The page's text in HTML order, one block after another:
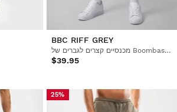
BBC RIFF GREY
מכנסיים קצרים לגברים של Boombastic
$39.95
25%